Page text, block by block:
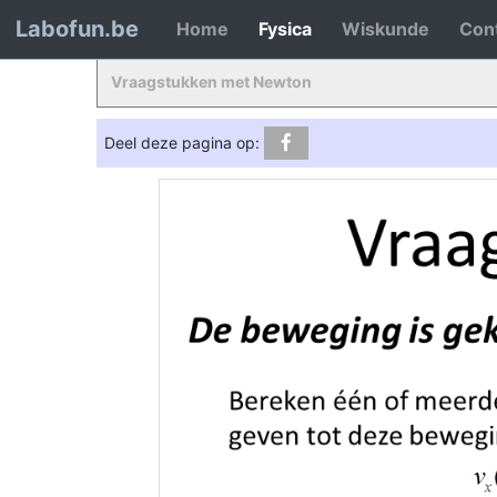
Labofun.be Home Fysica Wiskunde
Vraagstukken met Newton
Deel deze pagina op: